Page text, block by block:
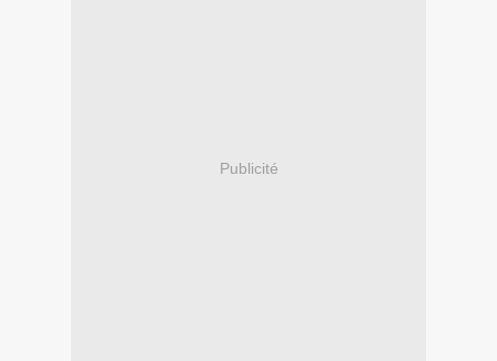
Publicité